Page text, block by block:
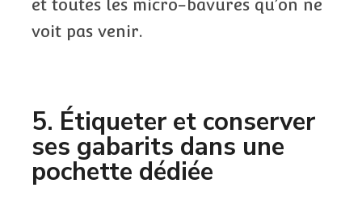
et toutes les micro-bavures qu’on ne
voit pas venir.
5. Étiqueter et conserver
ses gabarits dans une
pochette dédiée